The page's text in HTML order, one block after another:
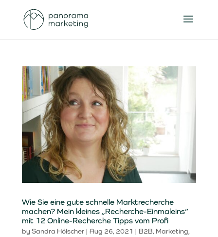
Wie Sie eine gute schnelle Marktrecherche
machen? Mein kleines „Recherche-Einmaleins“
mit 12 Online-Recherche Tipps vom Profi
bySandra Hölscher| Aug 26, 2021 | B2B, Marketing,